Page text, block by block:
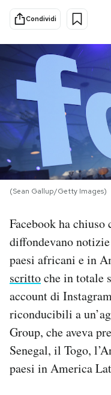
Cultura
Economia
Sport
PODCAST
NEWSLETTER
I MIEI PREFERITI
CALENDARIO
AREA PERSONALE
Area Personale
Newsletter
Notifiche mobile
Regala il Post
Condividi
(Sean Gallup/Getty Images)
Facebook ha
diffondevano
paesi africani e in
scrittoche in totale
account di
riconducibili a
Group, che aveva
Senegal, il Togo,
paesi in America